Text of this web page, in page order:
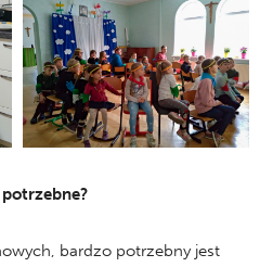
bardzo potrzebny jest